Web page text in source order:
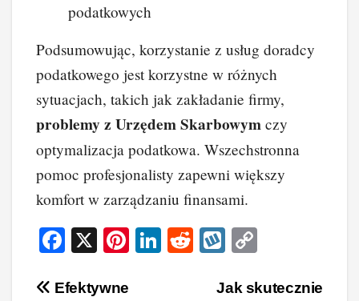
podatkowych
Podsumowując, korzystanie z usług doradcy
podatkowego jest korzystne w różnych
sytuacjach, takich jak zakładanie firmy,
problemy z Urzędem Skarbowym czy
optymalizacja podatkowa. Wszechstronna
pomoc profesjonalisty zapewni większy
komfort w zarządzaniu finansami.
F
c
X
Pi
Li
R
W
o
p
Nawigacja
Jak skutecznie
Efektywne